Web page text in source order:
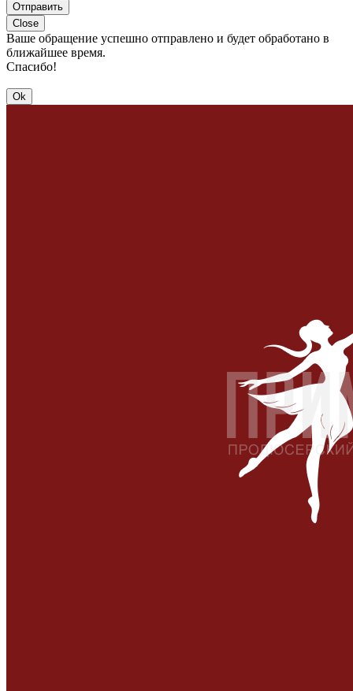
Отправить
Close
Ваше обращение успешно отправлено и будет обработано в
ближайшее время.
Спасибо!
Ok